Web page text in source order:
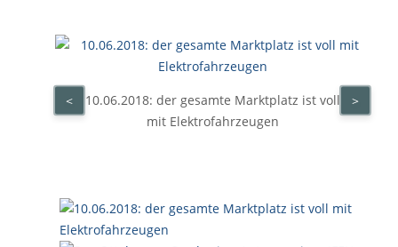
10.06.2018: der gesamte Marktplatz ist voll
mit Elektrofahrzeugen
< >